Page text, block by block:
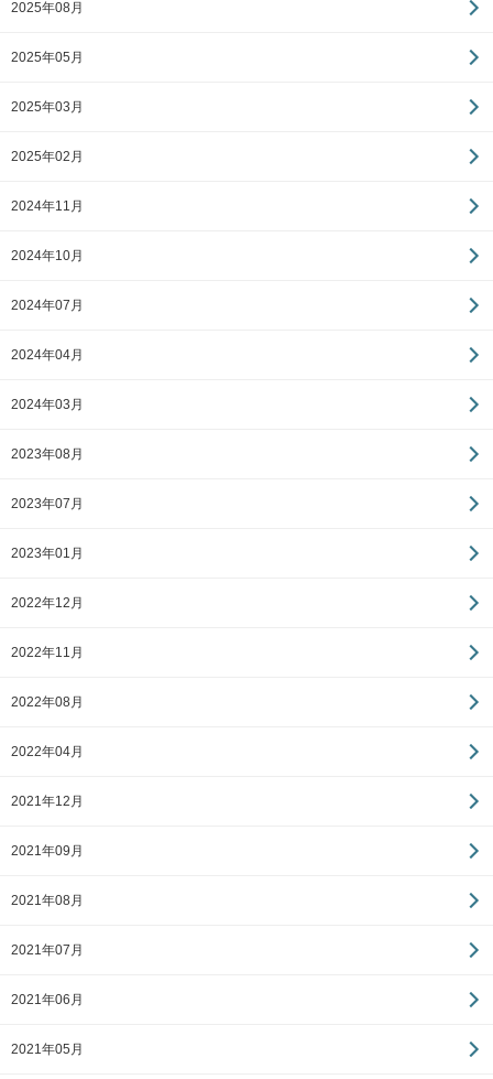
2025年08月
2025年05月
2025年03月
2025年02月
2024年11月
2024年10月
2024年07月
2024年04月
2024年03月
2023年08月
2023年07月
2023年01月
2022年12月
2022年11月
2022年08月
2022年04月
2021年12月
2021年09月
2021年08月
2021年07月
2021年06月
2021年05月